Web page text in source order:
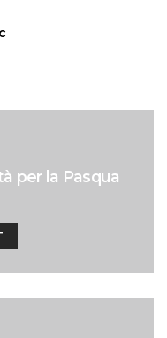
per la Pasqua